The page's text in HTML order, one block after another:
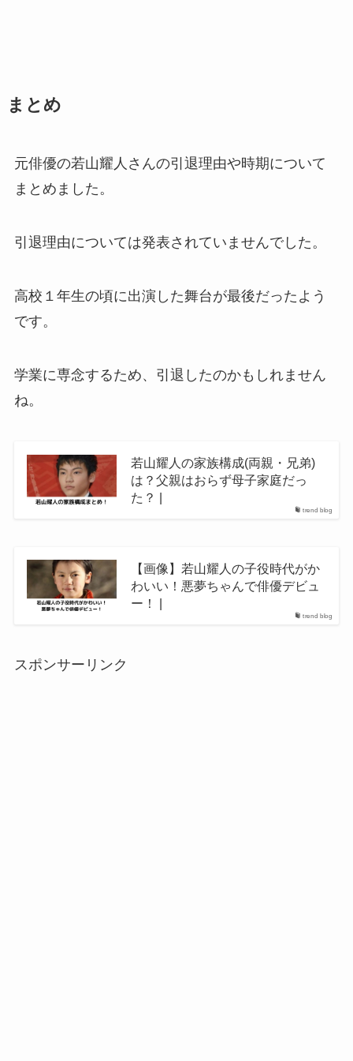
まとめ
元俳優の若山耀人さんの引退理由や時期について
まとめました。
引退理由については発表されていませんでした。
高校１年生の頃に出演した舞台が最後だったよう
です。
学業に専念するため、引退したのかもしれません
ね。
trend blog
若山耀人の家族構成(両親・兄弟)
は？父親はおらず母子家庭だっ
た？ |
trend blog
【画像】若山耀人の子役時代がか
わいい！悪夢ちゃんで俳優デビュ
ー！ |
スポンサーリンク